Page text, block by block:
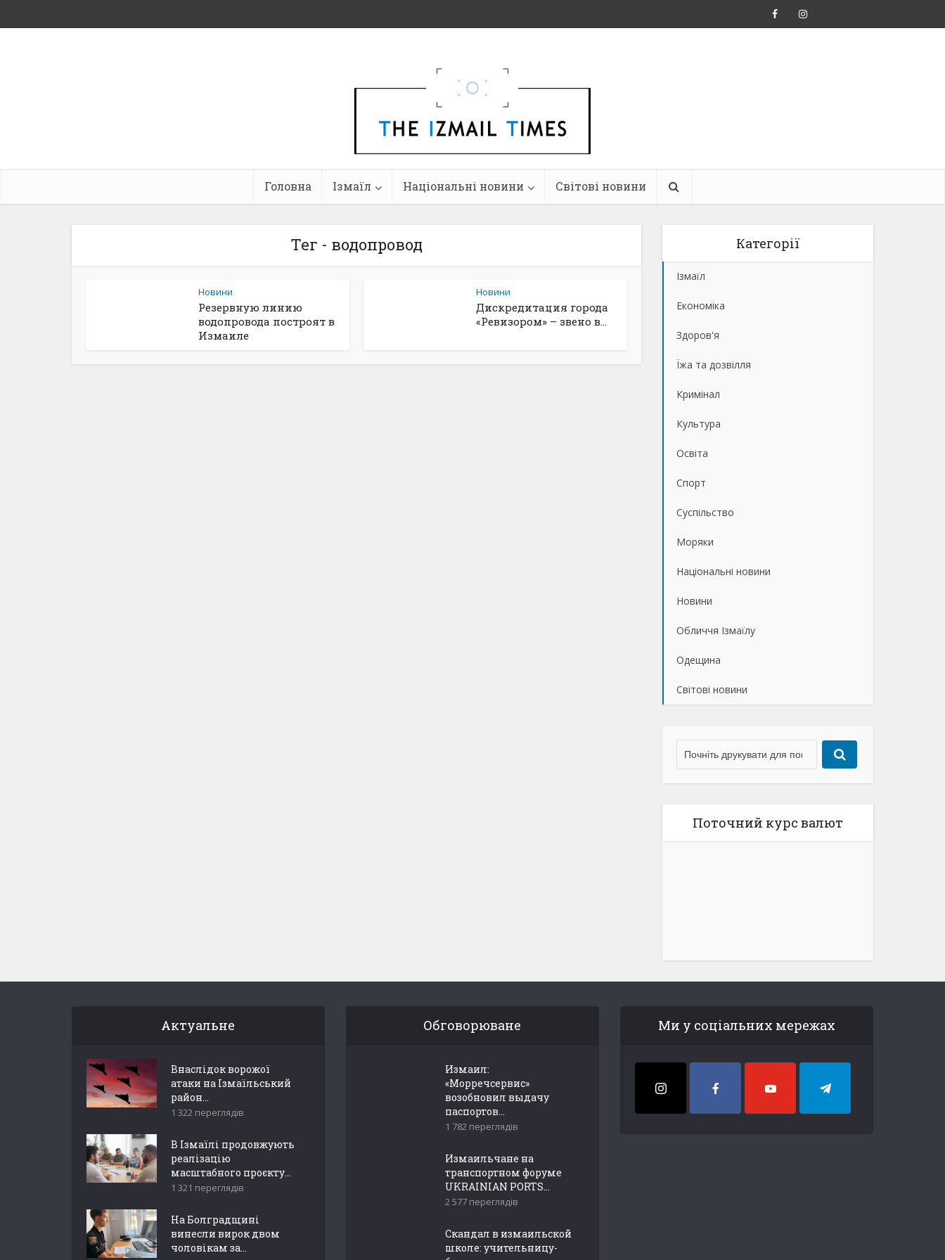
Головна Ізмаїл Національні новини Світові новини
Тег - водопровод
Новини
Резервную линию
водопровода построят в
Измаиле
Новини
Дискредитация города
«Ревизором» – звено в...
Категорії
Ізмаїл
Економіка
Здоров'я
Їжа та дозвілля
Кримінал
Культура
Освіта
Спорт
Суспільство
Моряки
Національні новини
Новини
Обличчя Ізмаїлу
Одещина
Світові новини
Поточний курс валют
Актуальне
Внаслідок ворожої
атаки на Ізмаїльський
район...
1 322 переглядів
В Ізмаїлі продовжують
реалізацію
масштабного проєкту...
1 321 переглядів
На Болградщині
винесли вирок двом
чоловікам за...
Обговорюване
Измаил:
«Морречсервис»
возобновил выдачу
паспортов...
1 782 переглядів
Измаильчане на
транспортном форуме
UKRAINIAN PORTS...
2 577 переглядів
Скандал в измаильской
школе: учительницу-
Ми у соціальних мережах